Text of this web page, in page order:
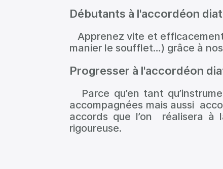
Débutants à l'accordéon
Apprenez vite et
manier le soufflet…) grâce à
Progresser à l'accordéon
Parce qu’en tant
accompagnées mais aussi
accords que l’on réalisera à
rigoureuse.